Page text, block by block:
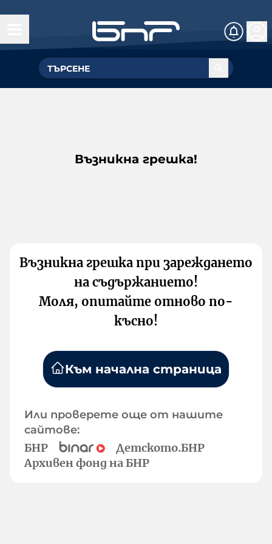
Възникна грешка!
Възникна грешка при зареждането
на съдържанието!
Моля, опитайте отново по-
късно!
Към начална страница
Или проверете още от нашите
сайтове:
БНР
Детското.БНР
Архивен фонд на БНР